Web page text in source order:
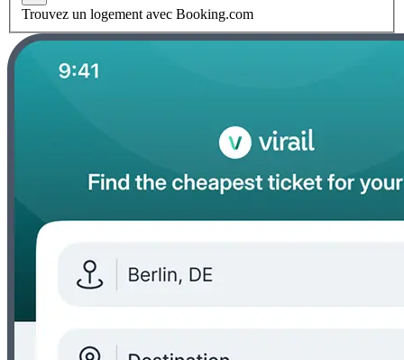
Trouvez un logement avec Booking.com